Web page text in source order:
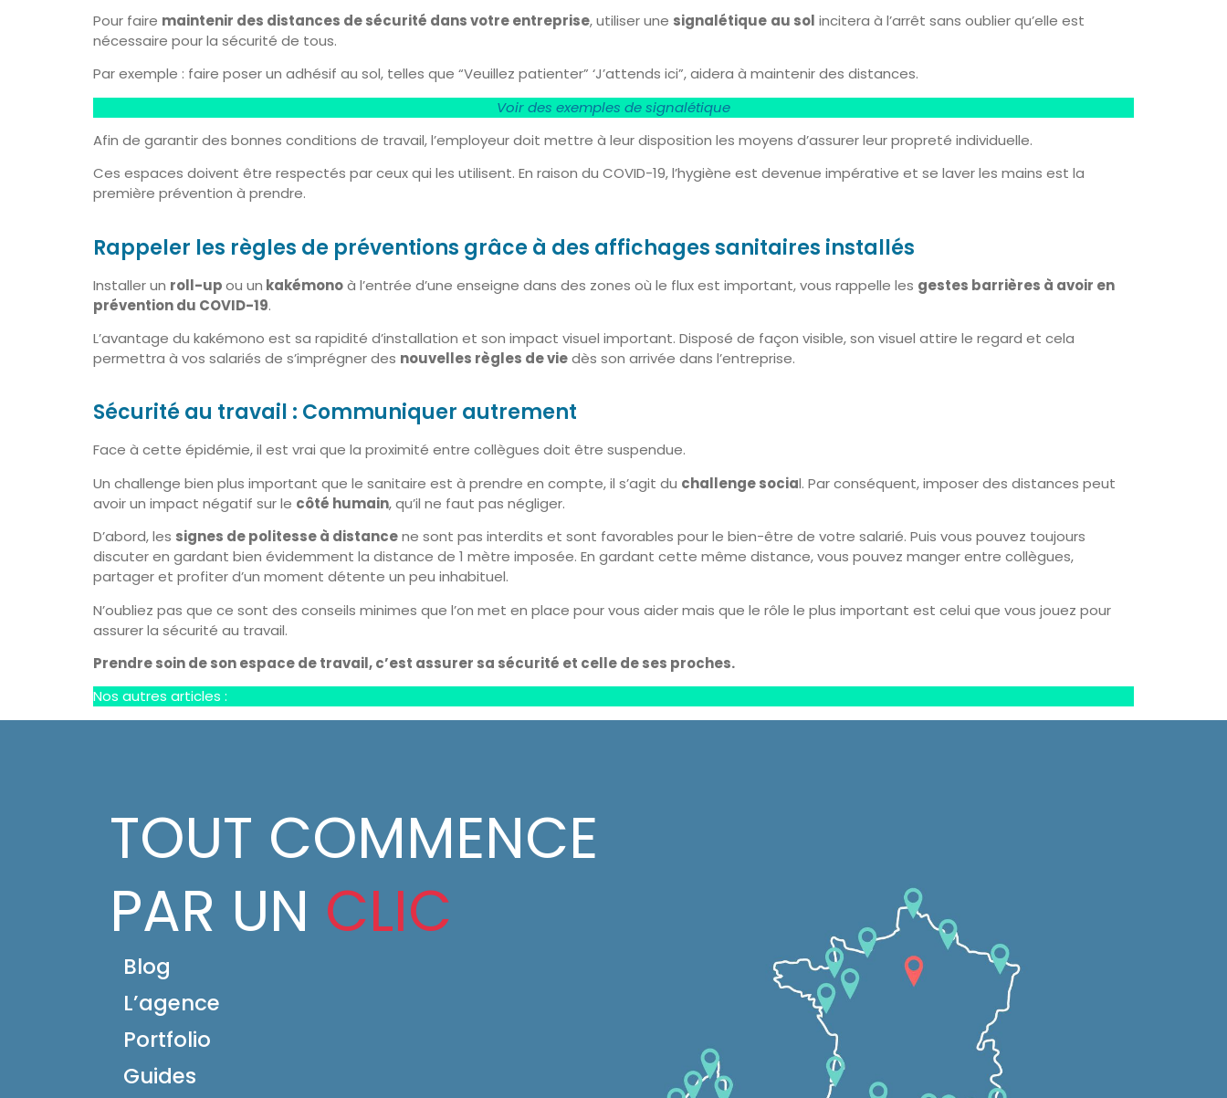
Pour faire maintenir des distances de sécurité dans votre entreprise, utiliser une signalétique au sol incitera à l’arrêt sans oublier qu’elle est
nécessaire pour la sécurité de tous.
Par exemple : faire poser un adhésif au sol, telles que “Veuillez patienter” ‘J’attends ici”, aidera à maintenir des distances.
Voir des exemples de signalétique
Afin de garantir des bonnes conditions de travail, l’employeur doit mettre à leur disposition les moyens d’assurer leur propreté individuelle.
Ces espaces doivent être respectés par ceux qui les utilisent. En raison du COVID-19, l’hygiène est devenue impérative et se laver les mains est la
première prévention à prendre.
Rappeler les règles de préventions grâce à des affichages sanitaires installés
Installer un roll-upou un kakémonoà l’entrée d’une enseigne dans des zones où le flux est important, vous rappelle les gestes barrières à avoir en
prévention du COVID-19.
L’avantage du kakémono est sa rapidité d’installation et son impact visuel important. Disposé de façon visible, son visuel attire le regard et cela
permettra à vos salariés de s’imprégner des nouvelles règles de viedès son arrivée dans l’entreprise.
Sécurité au travail : Communiquer autrement
Face à cette épidémie, il est vrai que la proximité entre collègues doit être suspendue.
Un challenge bien plus important que le sanitaire est à prendre en compte, il s’agit du challenge social. Par conséquent, imposer des distances peut
avoir un impact négatif sur le côté humain, qu’il ne faut pas négliger.
D’abord, les signes de politesse à distancene sont pas interdits et sont favorables pour le bien-être de votre salarié. Puis vous pouvez toujours
discuter en gardant bien évidemment la distance de 1 mètre imposée. En gardant cette même distance, vous pouvez manger entre collègues,
partager et profiter d’un moment détente un peu inhabituel.
N’oubliez pas que ce sont des conseils minimes que l’on met en place pour vous aider mais que le rôle le plus important est celui que vous jouez pour
assurer la sécurité au travail.
Prendre soin de son espace de travail, c’est assurer sa sécurité et celle de ses proches.
Nos autres articles :
TOUT COMMENCE
PAR UN CLIC
Blog
L’agence
Portfolio
Guides